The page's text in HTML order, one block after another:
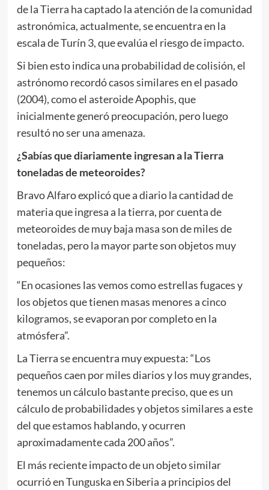
de la Tierra ha captado la atención de la comunidad
astronómica, actualmente, se encuentra en la
escala de Turín 3, que evalúa el riesgo de impacto.
Si bien esto indica una probabilidad de colisión, el
astrónomo recordó casos similares en el pasado
(2004), como el asteroide Apophis, que
inicialmente generó preocupación, pero luego
resultó no ser una amenaza.
¿Sabías que diariamente ingresan a la Tierra
toneladas de meteoroides?
Bravo Alfaro explicó que a diario la cantidad de
materia que ingresa a la tierra, por cuenta de
meteoroides de muy baja masa son de miles de
toneladas, pero la mayor parte son objetos muy
pequeños:
“En ocasiones las vemos como estrellas fugaces y
los objetos que tienen masas menores a cinco
kilogramos, se evaporan por completo en la
atmósfera”.
La Tierra se encuentra muy expuesta: “Los
pequeños caen por miles diarios y los muy grandes,
tenemos un cálculo bastante preciso, que es un
cálculo de probabilidades y objetos similares a este
del que estamos hablando, y ocurren
aproximadamente cada 200 años”.
El más reciente impacto de un objeto similar
ocurrió en Tunguska en Siberia a principios del